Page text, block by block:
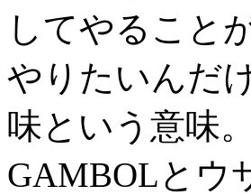
してやること
やりたいんだ
味という意味。
GAMBOLとウ